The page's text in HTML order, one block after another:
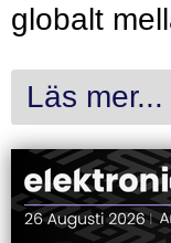
globalt
Läs mer...